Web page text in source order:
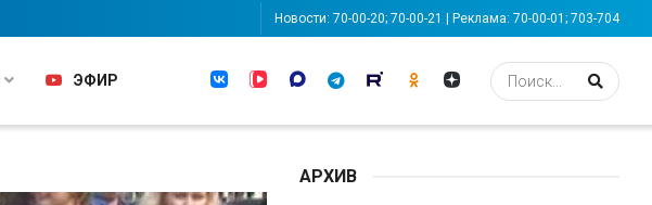
Новости: 70-00-20; 70-00-21 | Реклама: 70-00-01; 703-704
ЭФИР
АРХИВ